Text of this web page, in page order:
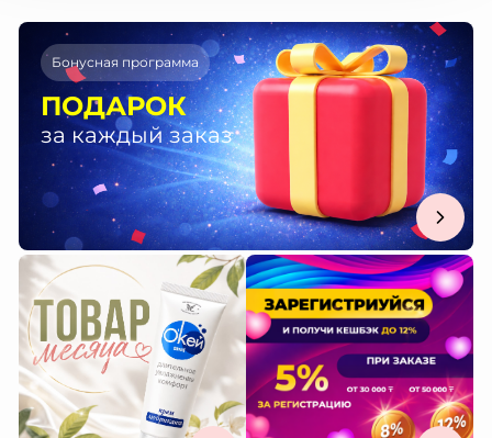
Бонусная программа
ПОДАРОК
за каждый заказ